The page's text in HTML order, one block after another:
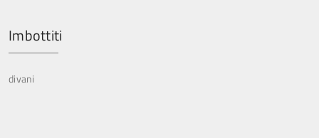
Imbottiti
divani